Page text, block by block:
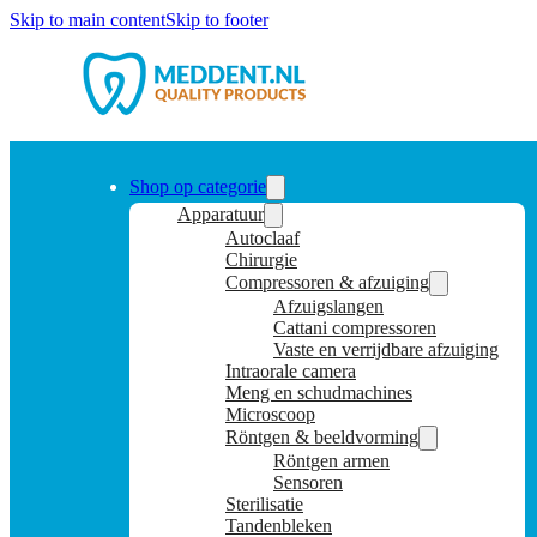
Skip to main contentSkip to footer
Shop op categorie
Apparatuur
Autoclaaf
Chirurgie
Compressoren & afzuiging
Afzuigslangen
Cattani compressoren
Vaste en verrijdbare afzuiging
Intraorale camera
Meng en schudmachines
Microscoop
Röntgen & beeldvorming
Röntgen armen
Sensoren
Sterilisatie
Tandenbleken